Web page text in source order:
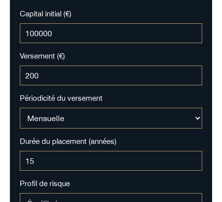
Capital initial (€)
Versement (€)
Périodicité du versement
Durée du placement (années)
Profil de risque